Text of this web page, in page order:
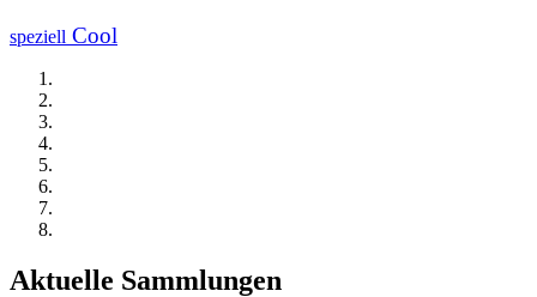
speziell Cool
Aktuelle Sammlungen